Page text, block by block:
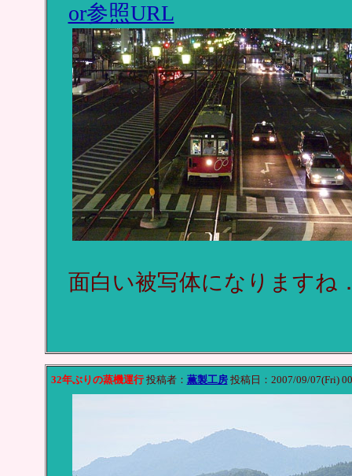
or参照URL
面白い被写体になりますね
32年ぶりの蒸機運行投稿者： 薫製工房投稿日：2007/09/07(Fri)